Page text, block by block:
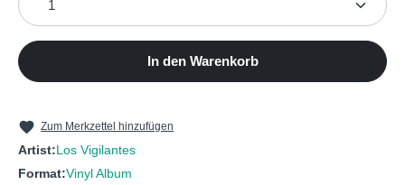
In den Warenkorb
Zum Merkzettel hinzufügen
Artist:Los Vigilantes
Format:Vinyl Album